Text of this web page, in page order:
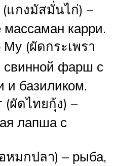
แกงมัสมั่นไก่) –
массаман карри.
Му (ผัดกระเพรา
фарш с
и базиликом.
(ผัดไทยกุ้ง) –
лапша с
มกปลา) – рыба,